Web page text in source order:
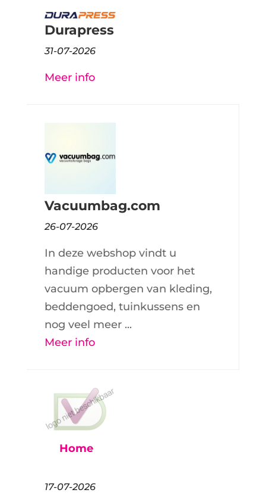
Durapress
31-07-2026
Meer info
Vacuumbag.com
26-07-2026
In deze webshop vindt u
handige producten voor het
vacuum opbergen van kleding,
beddengoed, tuinkussens en
nog veel meer ...
Meer info
Home
17-07-2026